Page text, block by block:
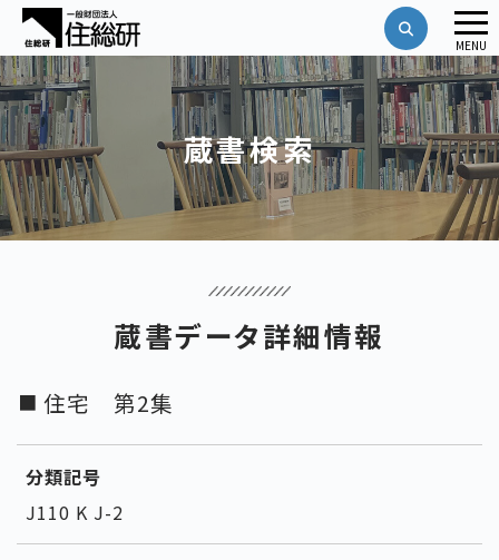
蔵書検索
蔵書データ詳細情報
住宅 第2集
分類記号
J110 K J-2
メ
ニ
ュ
ー
MENU